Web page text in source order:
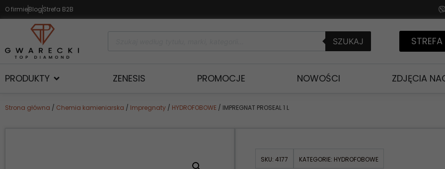
O firmieBlogStrefa B2B
SZUKAJ
PRODUKTY ZENESIS PROMOCJE NOWOŚCI ZDJĘCIA
Strona główna / Chemia kamieniarska / Impregnaty / HYDROFOBOWE / IMPREGNAT PROSEAL 1 L
SKU:4177 KATEGORIE: HYDROFOBOWE